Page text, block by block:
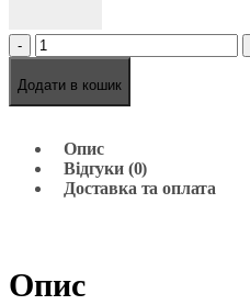
-
Додати в кошик
Опис
Відгуки (0)
Доставка та оплата
Опис